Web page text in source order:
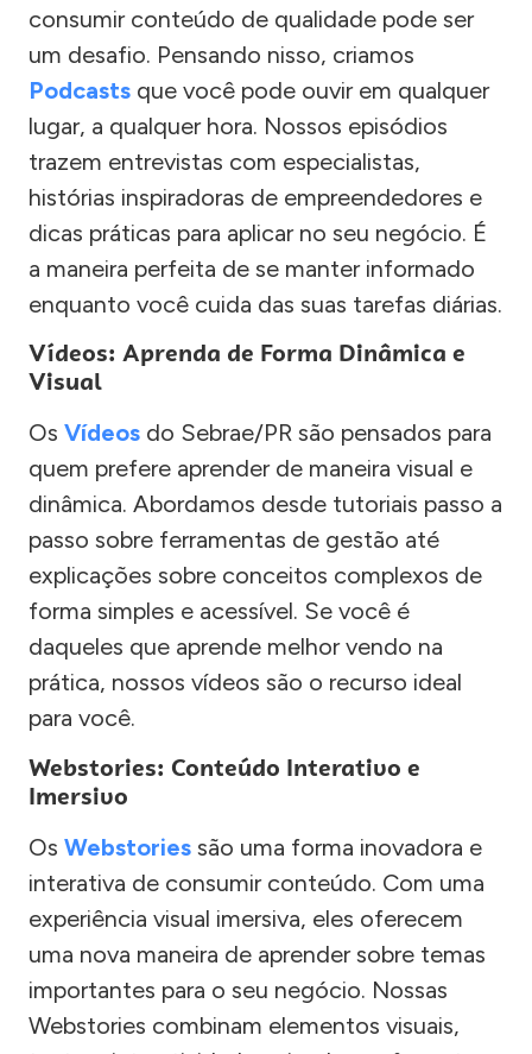
consumir conteúdo de qualidade pode ser
um desafio. Pensando nisso, criamos
Podcasts que você pode ouvir em qualquer
lugar, a qualquer hora. Nossos episódios
trazem entrevistas com especialistas,
histórias inspiradoras de empreendedores e
dicas práticas para aplicar no seu negócio. É
a maneira perfeita de se manter informado
enquanto você cuida das suas tarefas diárias.
Vídeos: Aprenda de Forma Dinâmica e
Visual
Os Vídeos do Sebrae/PR são pensados para
quem prefere aprender de maneira visual e
dinâmica. Abordamos desde tutoriais passo a
passo sobre ferramentas de gestão até
explicações sobre conceitos complexos de
forma simples e acessível. Se você é
daqueles que aprende melhor vendo na
prática, nossos vídeos são o recurso ideal
para você.
Webstories: Conteúdo Interativo e
Imersivo
Os Webstories são uma forma inovadora e
interativa de consumir conteúdo. Com uma
experiência visual imersiva, eles oferecem
uma nova maneira de aprender sobre temas
importantes para o seu negócio. Nossas
Webstories combinam elementos visuais,